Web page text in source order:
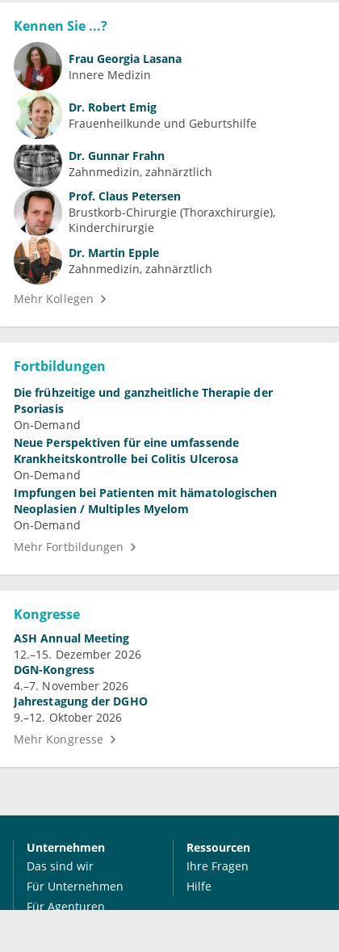
Kennen Sie ...?
Frau Georgia Lasana
Innere Medizin
Dr. Robert Emig
Frauenheilkunde und Geburtshilfe
Dr. Gunnar Frahn
Zahnmedizin, zahnärztlich
Prof. Claus Petersen
Brustkorb-Chirurgie (Thoraxchirurgie)
Kinderchirurgie
Dr. Martin Epple
Zahnmedizin, zahnärztlich
Mehr Kollegen
Fortbildungen
Die frühzeitige und ganzheitliche Therapie der
Psoriasis
On-Demand
Neue Perspektiven für eine umfassende
Krankheitskontrolle bei Colitis Ulcerosa
On-Demand
Impfungen bei Patienten mit hämatologischen
Neoplasien / Multiples Myelom
On-Demand
Mehr Fortbildungen
Kongresse
ASH Annual Meeting
12.–15. Dezember 2026
DGN-Kongress
4.–7. November 2026
Jahrestagung der DGHO
9.–12. Oktober 2026
Mehr Kongresse
Unternehmen
Das sind wir
Für Unternehmen
Für Agenturen
Ressourcen
Ihre Fragen
Hilfe